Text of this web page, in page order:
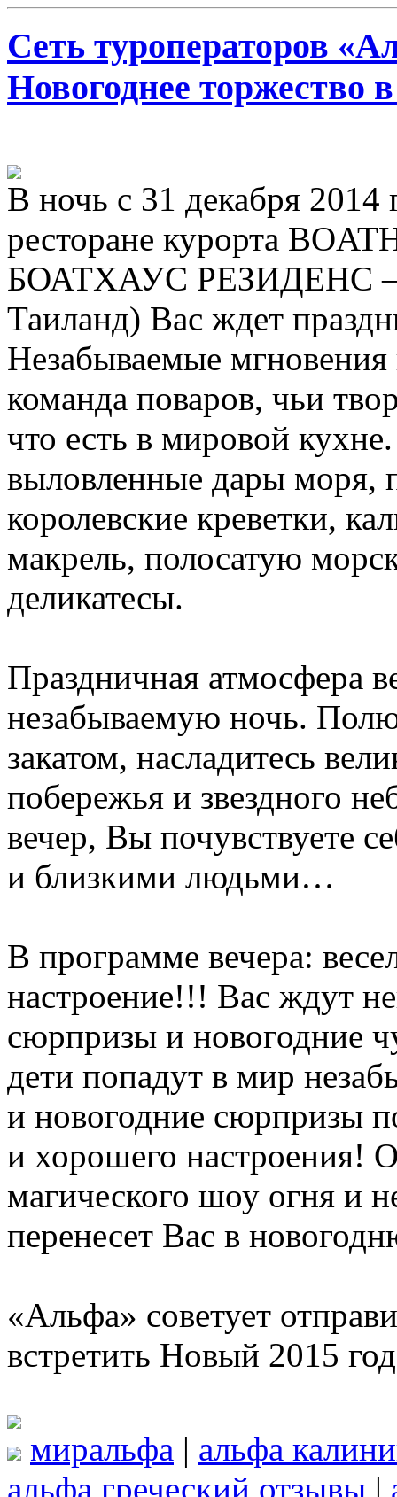
Сеть туроператоров
Новогоднее торжество
В ночь с 31 декабря 2014
ресторане курорта
БОАТХАУС РЕЗИДЕНС –
Таиланд) Вас ждет
Незабываемые мгновения
команда поваров, чьи
что есть в мировой
выловленные дары моря,
королевские креветки,
макрель, полосатую
деликатесы.
Праздничная атмосфера
незабываемую ночь.
закатом, насладитесь
побережья и звездного
вечер, Вы почувствуете
и близкими людьми…
В программе вечера:
настроение!!! Вас ждут
сюрпризы и новогодние
дети попадут в мир
и новогодние сюрпризы
и хорошего настроения!
магического шоу огня и
перенесет Вас в
«Альфа» советует
встретить Новый 2015
миральфа | альфа
альфа греческий отзывы |